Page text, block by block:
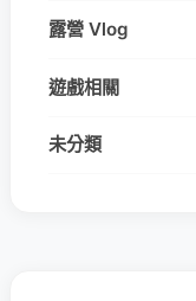
露營 Vlog
遊戲相關
未分類